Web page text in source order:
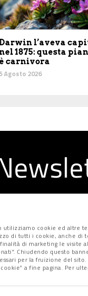
utilizziamo cookie ed altre
di tutti i cookie, anche di
di marketing le visite
Chiudendo questo
per la fruizione del
a fine pagina. Per
Darwin l’aveva
nel 1875: questa
è carnivora
5 Agosto 2026